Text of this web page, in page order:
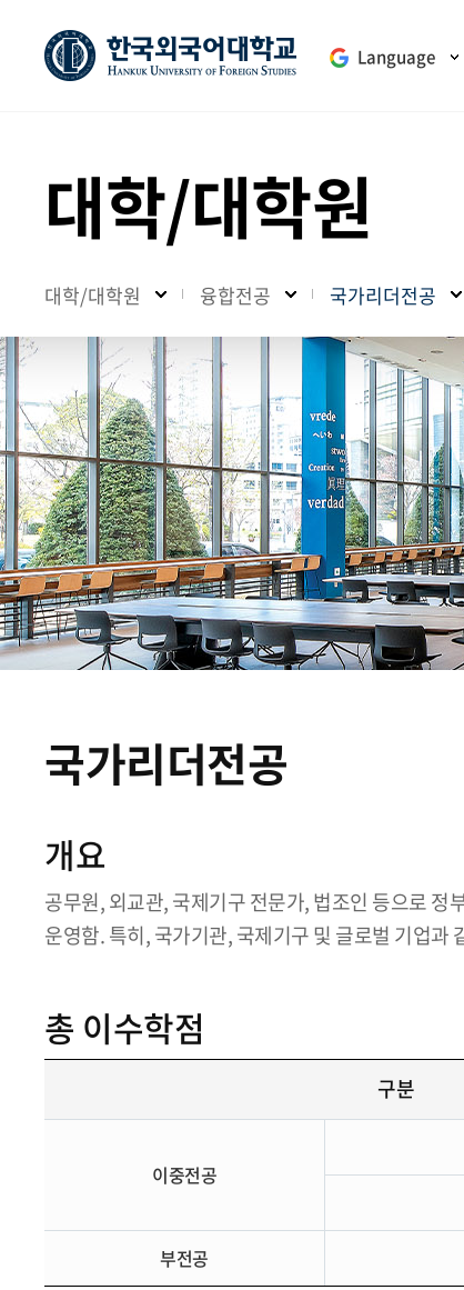
Language
대학/대학원
대학/대학원 융합전공 국가리더전공
국가리더전공
개요
공무원, 외교관, 국제기구 전문가, 법조인 등으로 정
운영함. 특히, 국가기관, 국제기구 및 글로벌 기업과
총 이수학점
구분
이중전공
부전공